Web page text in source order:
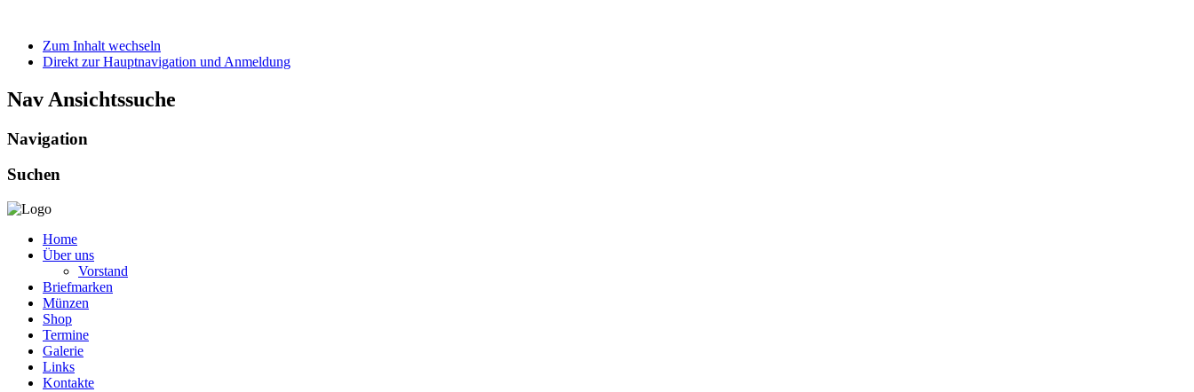
Zum Inhalt wechseln
Direkt zur Hauptnavigation und Anmeldung
Nav Ansichtssuche
Navigation
Suchen
Home
Über uns
Vorstand
Briefmarken
Münzen
Shop
Termine
Galerie
Links
Kontakte